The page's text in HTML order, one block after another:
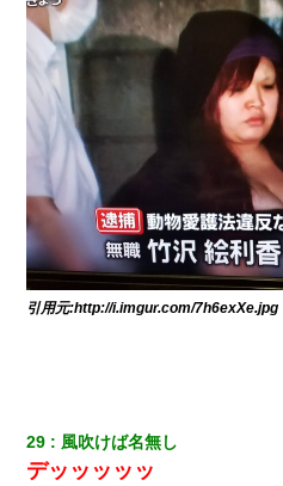
引用元:http://i.imgur.com/7h6exXe.jpg
29 風吹けば名無し
デッッッッッ